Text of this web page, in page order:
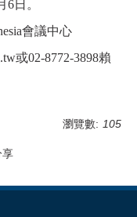
日。
會議中心
或02-8772-3898賴
瀏覽數: 105
享